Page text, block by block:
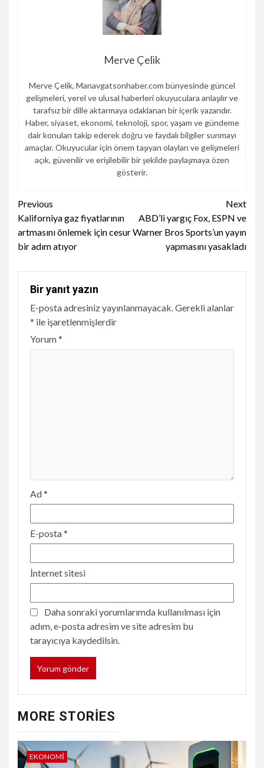
Merve Çelik
Merve Çelik, Manavgatsonhaber.com bünyesinde güncel
gelişmeleri, yerel ve ulusal haberleri okuyuculara anlaşılır ve
tarafsız bir dille aktarmaya odaklanan bir içerik yazarıdır.
Haber, siyaset, ekonomi, teknoloji, spor, yaşam ve gündeme
dair konuları takip ederek doğru ve faydalı bilgiler sunmayı
amaçlar. Okuyucular için önem taşıyan olayları ve gelişmeleri
açık, güvenilir ve erişilebilir bir şekilde paylaşmaya özen
gösterir.
Continue
Reading
Previous
Kaliforniya gaz fiyatlarının
artmasını önlemek için cesur
bir adım atıyor
Next
ABD’li yargıç Fox, ESPN ve
Warner Bros Sports’un yayın
yapmasını yasakladı
Bir yanıt yazın
E-posta adresiniz yayınlanmayacak.Gerekli alanlar
* ile işaretlenmişlerdir
Yorum*
Ad*
E-posta*
İnternet sitesi
Daha sonraki yorumlarımda kullanılması için
adım, e-posta adresim ve site adresim bu
tarayıcıya kaydedilsin.
MORE STORIES
EKONOMI